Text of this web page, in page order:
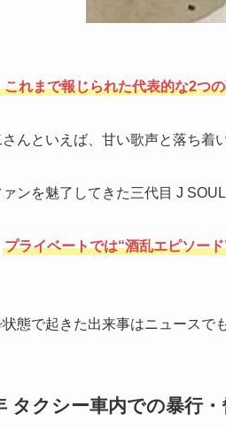
これまで報じられた代表的な2つ
んといえば、甘い歌声と落ち着
ンを魅了してきた三代目 J
プライベートでは“酒乱エピソー
態で起きた出来事はニュースで
タクシー車内での暴行・